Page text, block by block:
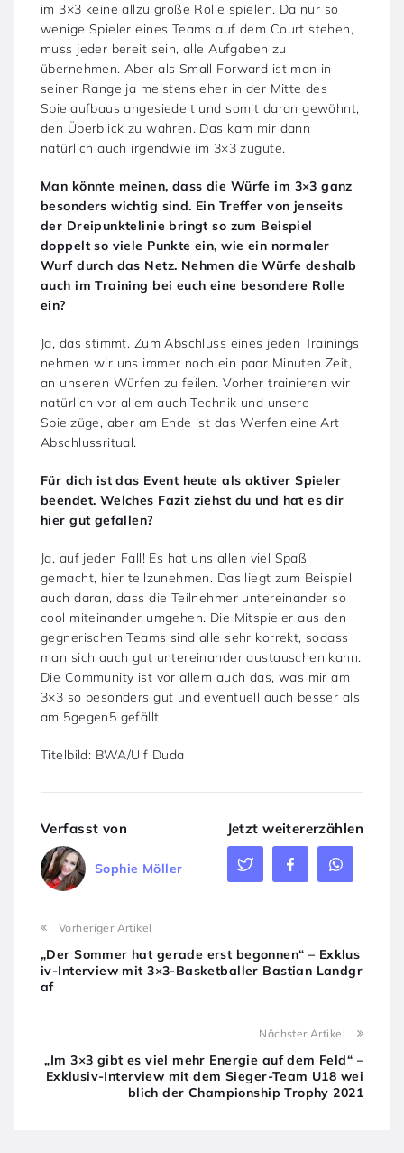
im 3×3 keine allzu große Rolle spielen. Da nur so
wenige Spieler eines Teams auf dem Court stehen,
muss jeder bereit sein, alle Aufgaben zu
übernehmen. Aber als Small Forward ist man in
seiner Range ja meistens eher in der Mitte des
Spielaufbaus angesiedelt und somit daran gewöhnt,
den Überblick zu wahren. Das kam mir dann
natürlich auch irgendwie im 3×3 zugute.
Man könnte meinen, dass die Würfe im 3×3 ganz
besonders wichtig sind. Ein Treffer von jenseits
der Dreipunktelinie bringt so zum Beispiel
doppelt so viele Punkte ein, wie ein normaler
Wurf durch das Netz. Nehmen die Würfe deshalb
auch im Training bei euch eine besondere Rolle
ein?
Ja, das stimmt. Zum Abschluss eines jeden Trainings
nehmen wir uns immer noch ein paar Minuten Zeit,
an unseren Würfen zu feilen. Vorher trainieren wir
natürlich vor allem auch Technik und unsere
Spielzüge, aber am Ende ist das Werfen eine Art
Abschlussritual.
Für dich ist das Event heute als aktiver Spieler
beendet. Welches Fazit ziehst du und hat es dir
hier gut gefallen?
Ja, auf jeden Fall! Es hat uns allen viel Spaß
gemacht, hier teilzunehmen. Das liegt zum Beispiel
auch daran, dass die Teilnehmer untereinander so
cool miteinander umgehen. Die Mitspieler aus den
gegnerischen Teams sind alle sehr korrekt, sodass
man sich auch gut untereinander austauschen kann.
Die Community ist vor allem auch das, was mir am
3×3 so besonders gut und eventuell auch besser als
am 5gegen5 gefällt.
Titelbild: BWA/Ulf Duda
Verfasst von
Sophie Möller
Jetzt weitererzählen
Vorheriger Artikel
„Der Sommer hat gerade erst begonnen“ – Exklus
iv-Interview mit 3×3-Basketballer Bastian Landgr
af
Nächster Artikel
„Im 3×3 gibt es viel mehr Energie auf dem Feld“ –
Exklusiv-Interview mit dem Sieger-Team U18 wei
blich der Championship Trophy 2021